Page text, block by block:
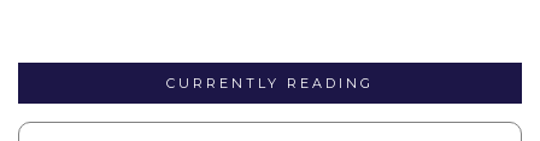
CURRENTLY READING